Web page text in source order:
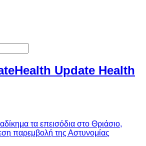
Health Update Health